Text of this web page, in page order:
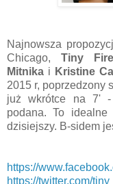
Najnowsza
Chicago,Tiny
Mitnika i Kristine
2015 r, poprzedzony
już wkrótce na 7' -
podana. To
dzisiejszy. B-sidem
https://
https://twitter.com/